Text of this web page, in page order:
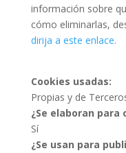
información sobre
cómo eliminarlas,
dirija a este enlace.
Cookies usadas:
Propias y de
¿Se elaboran
Sí
¿Se usan para